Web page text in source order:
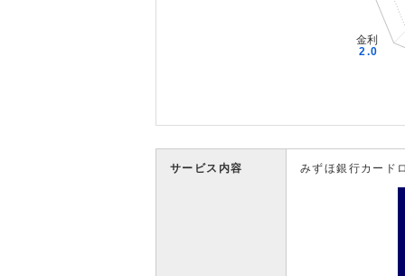
サービス内容 みずほ銀行カード